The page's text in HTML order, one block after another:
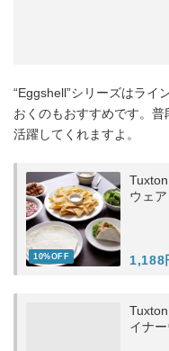
“Eggshell”シリーズはライ
おくのもおすすめです。普
活躍してくれますよ。
10%OFF
ウェア
1,188
イナ